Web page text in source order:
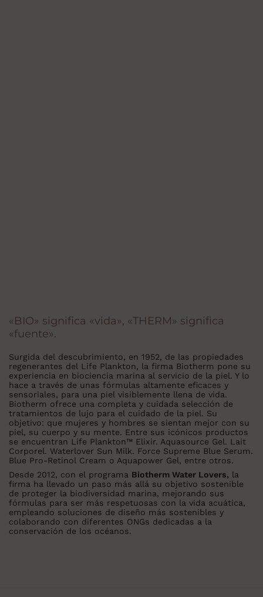
«BIO» significa «vida», «THERM» significa
«fuente».
Surgida del descubrimiento, en 1952, de las propiedades
regenerantes del Life Plankton, la firma Biotherm pone su
experiencia en biociencia marina al servicio de la piel. Y lo
hace a través de unas fórmulas altamente eficaces y
sensoriales, para una piel visiblemente llena de vida.
Biotherm ofrece una completa y cuidada selección de
tratamientos de lujo para el cuidado de la piel. Su
objetivo: que mujeres y hombres se sientan mejor con su
piel, su cuerpo y su mente. Entre sus icónicos productos
se encuentran Life Plankton™ Elixir. Aquasource Gel. Lait
Corporel. Waterlover Sun Milk. Force Supreme Blue Serum.
Blue Pro-Retinol Cream o Aquapower Gel, entre otros.
Desde 2012, con el programa Biotherm Water Lovers, la
firma ha llevado un paso más allá su objetivo sostenible
de proteger la biodiversidad marina, mejorando sus
fórmulas para ser más respetuosas con la vida acuática,
empleando soluciones de diseño más sostenibles y
colaborando con diferentes ONGs dedicadas a la
conservación de los océanos.